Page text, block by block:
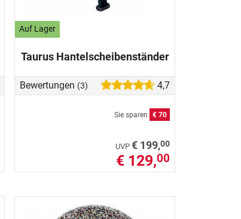
Auf Lager
Taurus Hantelscheibenständer
Bewertungen (3) 4,7
Sie sparen € 70
UVP € 199,00
€ 129,00